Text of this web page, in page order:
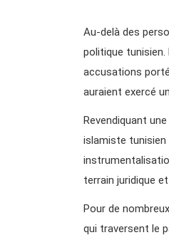
Au-delà des
politique tunisien.
accusations
auraient exercé
Revendiquant
islamiste
terrain juridique
Pour de
qui traversent le